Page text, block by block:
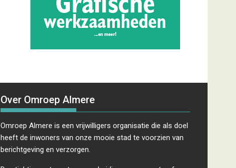
Over Omroep Almere
Omroep Almere is een vrijwilligers organisatie die als doel
heeft de inwoners van onze mooie stad te voorzien van
berichtgeving en verzorgen.